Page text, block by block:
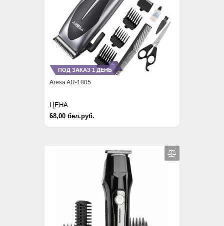
ПОД ЗАКАЗ 1 ДЕНЬ
Aresa AR-1805
68,00 бел.руб.
ЦЕНА